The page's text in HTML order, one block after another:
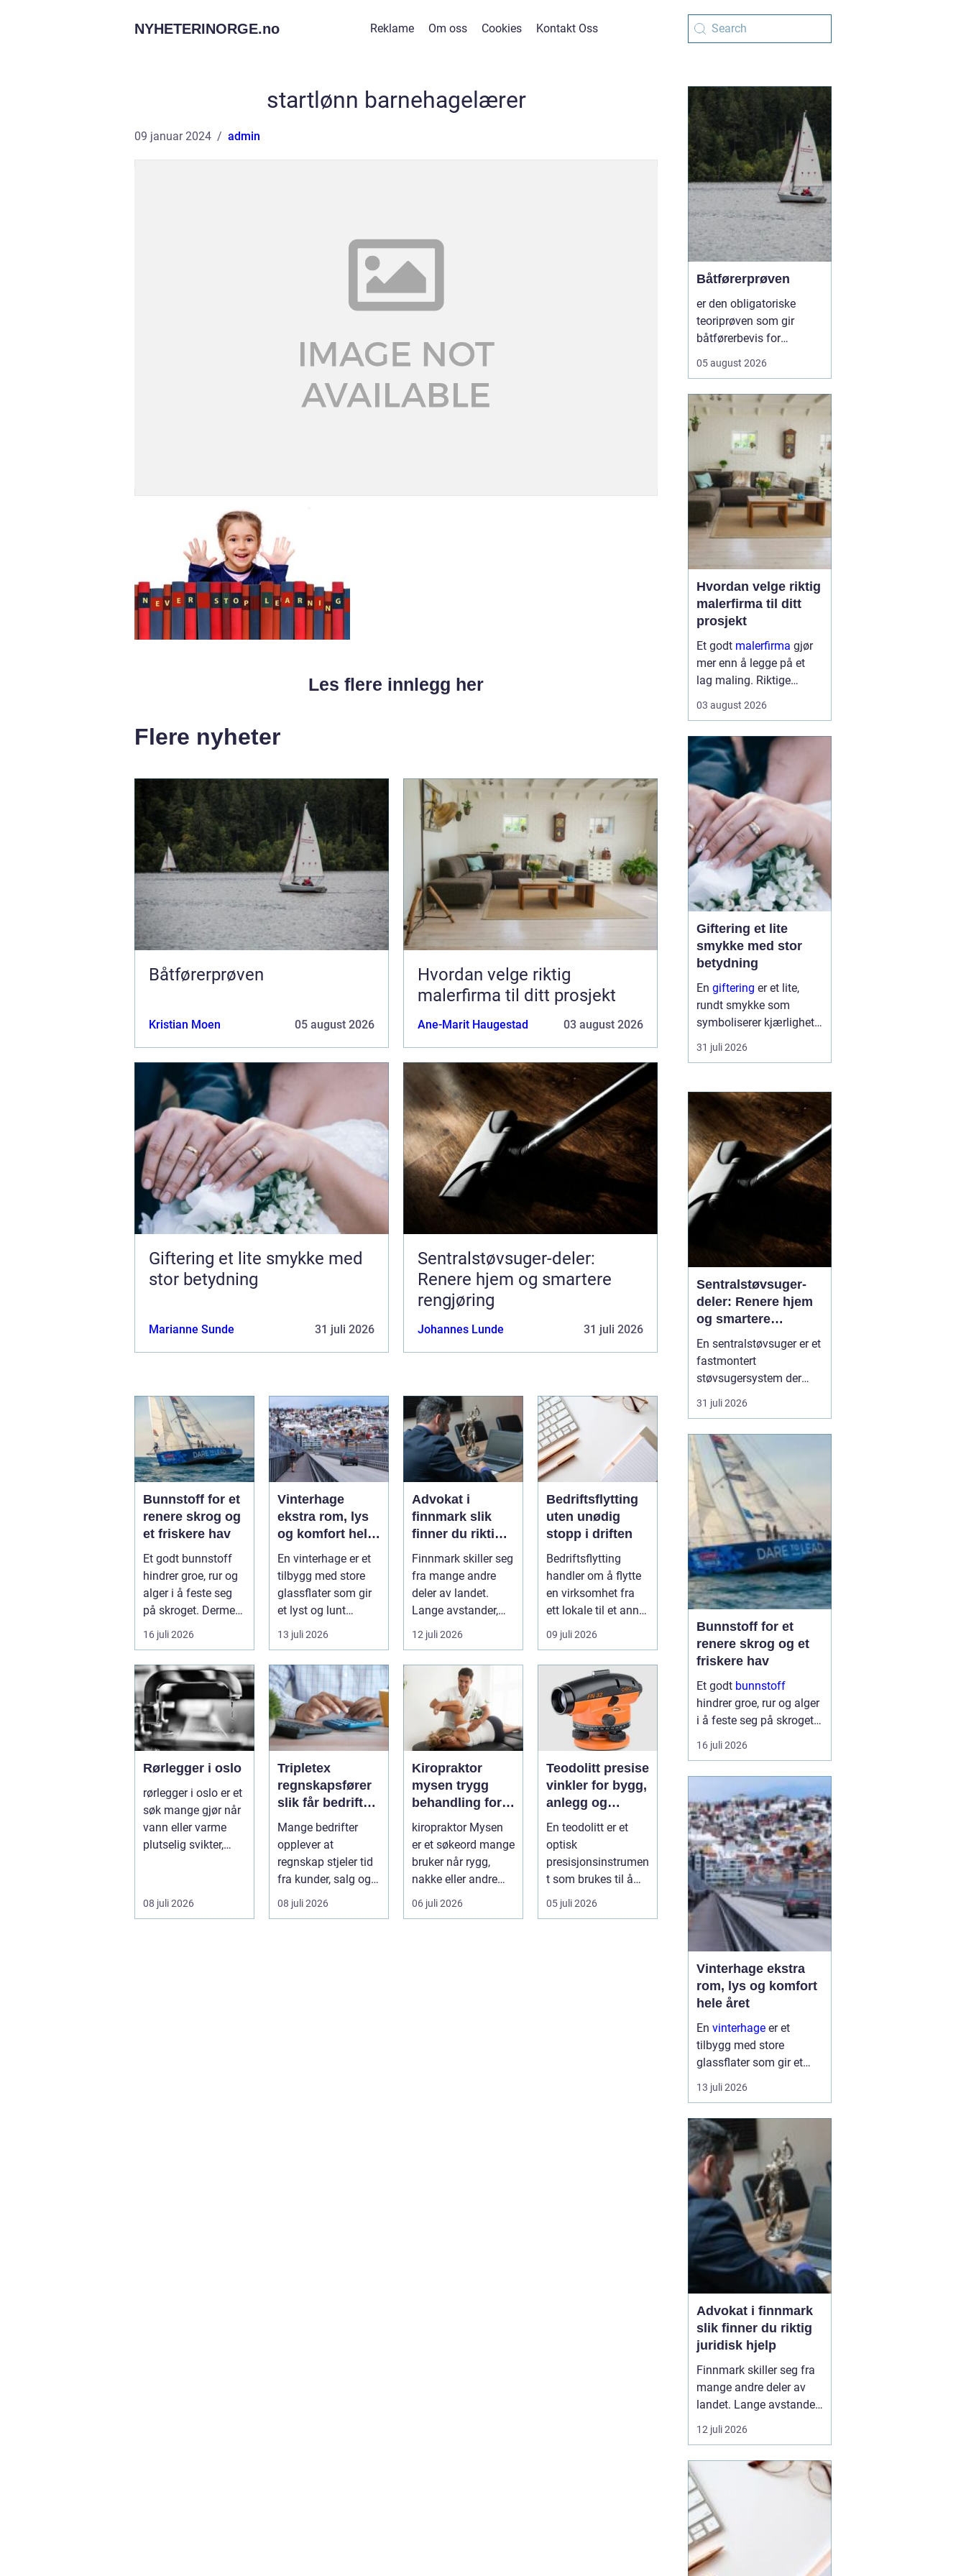
NYHETERINORGE.no Reklame Om oss Cookies Kontakt Oss
startlønn barnehagelærer
09 januar 2024 admin
Les flere innlegg her
Flere nyheter
Båtførerprøven
Kristian Moen 05 august 2026
Hvordan velge riktig
malerfirma til ditt prosjekt
Ane-Marit Haugestad 03 august 2026
Giftering et lite smykke med
stor betydning
Marianne Sunde 31 juli 2026
Sentralstøvsuger-deler:
Renere hjem og smartere
rengjøring
Johannes Lunde 31 juli 2026
Bunnstoff for et
renere skrog og
et friskere hav
Et godt bunnstoff
hindrer groe, rur og
alger i å feste seg
på skroget. Dermed
holder båten bedre
far...
16 juli 2026
Vinterhage
ekstra rom, lys
og komfort hele
året
En vinterhage er et
tilbygg med store
glassflater som gir
et lyst og lunt
oppholdsrom nær
hagen, ogs...
13 juli 2026
Advokat i
finnmark slik
finner du riktig
juridisk hjelp
Finnmark skiller seg
fra mange andre
deler av landet.
Lange avstander,
små lokalsamfunn,
sterk tilkn...
12 juli 2026
Bedriftsflytting
uten unødig
stopp i driften
Bedriftsflytting
handler om å flytte
en virksomhet fra
ett lokale til et annet
med minst mulig...
09 juli 2026
Rørlegger i oslo
rørlegger i oslo er et
søk mange gjør når
vann eller varme
plutselig svikter,
08 juli 2026
Tripletex
regnskapsfører
slik får bedriften
mer ut av
regnskapet
Mange bedrifter
opplever at
regnskap stjeler tid
fra kunder, salg og
utvikling av
virksomheten.
08 juli 2026
Kiropraktor
mysen trygg
behandling for
rygg, nakke og
ledd
kiropraktor Mysen
er et søkeord mange
bruker når rygg,
nakke eller andre
muskel og
leddplager begynn...
06 juli 2026
Teodolitt presise
vinkler for bygg,
anlegg og
kartlegging
En teodolitt er et
optisk
presisjonsinstrumen
t som brukes til å
måle horisontale og
vertikale vinkle...
05 juli 2026
Båtførerprøven
er den obligatoriske
teoriprøven som gir
båtførerbevis for
dokumenterer at føreren
sjøvett, navigasjon, lover
og regler, samt sikkerhet
om bord. For alle som vil
bruke motorbåt lovlig og
trygt, er dette et...
05 august 2026
Hvordan velge riktig
malerfirma til ditt
prosjekt
Et godt malerfirma gjør
mer enn å legge på et
lag maling. Riktige
levetiden på bygget,
og spare både tid og
penger. Samtidig kan feil
valg gi ekstra
kostnader,...
03 august 2026
Giftering et lite
smykke med stor
betydning
En giftering er et lite,
rundt smykke som
symboliserer kjærlighet,
troskap og felles
framtid. Ringen bæres
og blir en synlig
påminnelse om løftet to
mennesker ...
31 juli 2026
Sentralstøvsuger-
deler: Renere hjem
og smartere
rengjøring
En sentralstøvsuger er et
fastmontert
støvsugersystem der
motor og beholder står i
bod, garasje eller teknisk
sugekontakter finnes i
veggene rundt i boligen.
Du kobler bare slangen
til en kontakt, og støvet
transp...
31 juli 2026
Bunnstoff for et
renere skrog og et
friskere hav
Et godt bunnstoff
hindrer groe, rur og alger
i å feste seg på skroget.
Dermed holder båten
bedre fart, bruker mindre
mindre vedlikehold på
land. Samtidig begynner
flere båteiere ...
16 juli 2026
Vinterhage ekstra
rom, lys og komfort
hele året
En vinterhage er et
tilbygg med store
glassflater som gir et
lyst og lunt oppholdsrom
nær hagen, også når
fungere som en ekstra
stue, spiseplass eller
stille son...
13 juli 2026
Advokat i finnmark
slik finner du riktig
juridisk hjelp
Finnmark skiller seg fra
mange andre deler av
landet. Lange avstander,
små lokalsamfunn, sterk
tilknytning til natur og
rettigheter gjør at mange
juridiske spørsmål får en
ekstra dimensjon. Når en
privatperson eller en
bedrift i...
12 juli 2026